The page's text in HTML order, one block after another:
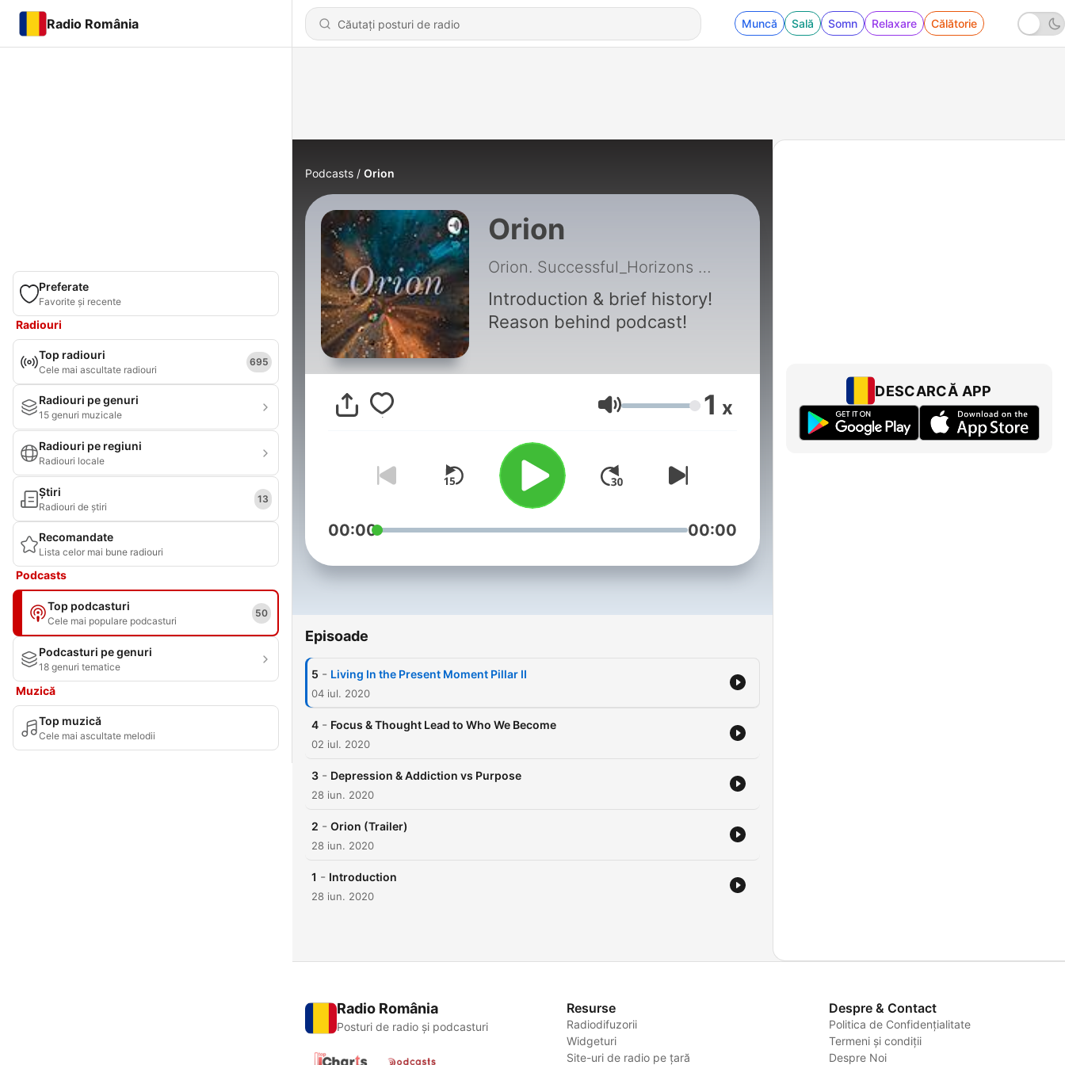
Radio România Muncă Sală Somn Relaxare Călătorie
Preferate
Favorite și recente
Radiouri
Top radiouri
Cele mai ascultate radiouri
695
Radiouri pe genuri
15 genuri muzicale
Radiouri pe regiuni
Radiouri locale
Știri
Radiouri de știri
13
Recomandate
Lista celor mai bune radiouri
Podcasts
Top podcasturi
Cele mai populare podcasturi
50
Podcasturi pe genuri
18 genuri tematice
Muzică
Top muzică
Cele mai ascultate melodii
Podcasts Orion
Orion
Orion. Successful_Horizons |
Introduction & brief history!
Reason behind podcast!
Volum 1 x
00:00 00:00
Episoade
5 - Living In the Present Moment Pillar II
04 iul. 2020
4 - Focus & Thought Lead to Who We Become
02 iul. 2020
3 - Depression & Addiction vs Purpose
28 iun. 2020
2 - Orion (Trailer)
28 iun. 2020
1 - Introduction
28 iun. 2020
DESCARCĂ APP
Radio România
Posturi de radio și podcasturi
Resurse
Radiodifuzorii
Widgeturi
Site-uri de radio pe țară
Despre & Contact
Politica de Confidențialitate
Termeni și condiții
Despre Noi